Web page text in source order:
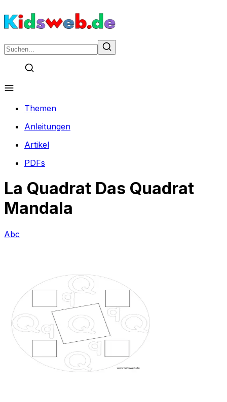
Themen
Anleitungen
Artikel
PDFs
La Quadrat Das Quadrat
Mandala
Abc